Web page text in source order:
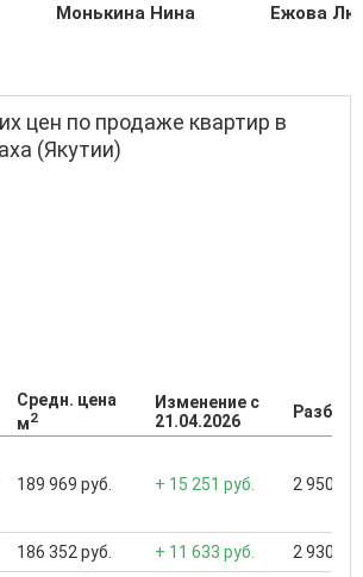
Монькина Нина Ежова
цен по продаже квартир в
(Якутии)
Средн. цена
м2
Изменение с
21.04.2026
189 969 руб. + 15 251 руб. 2 950
186 352 руб. + 11 633 руб. 2 930